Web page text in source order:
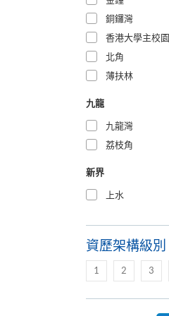
銅鑼灣
香港大學主校園
北角
薄扶林
九龍
九龍灣
荔枝角
新界
上水
資歷架構級別
1 2 3